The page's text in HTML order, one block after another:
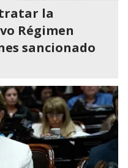
la
Régimen
sancionado